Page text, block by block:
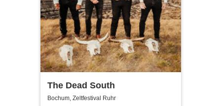
The Dead South
Bochum, Zeltfestival Ruhr